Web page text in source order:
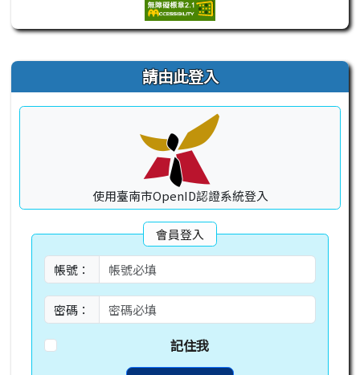
右邊區域內容 請由此登入
使用臺南市OpenID認證系統登入
會員登入
帳號：
密碼：
記住我